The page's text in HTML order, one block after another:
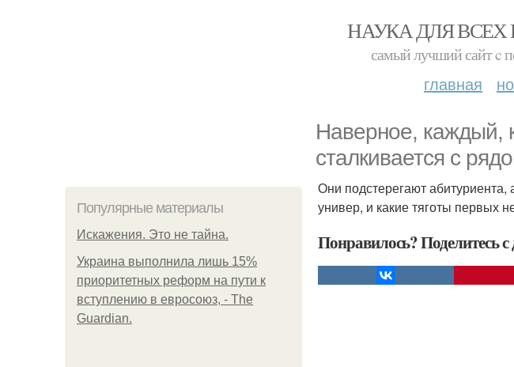
НАУКА ДЛЯ
самый лучший сайт c
главная
Наверное, каждый,
сталкивается с
Популярные материалы
Искажения. Это не тайна.
Украина выполнила лишь 15%
приоритетных реформ на пути к
вступлению в евросоюз, - The
Guardian.
Они подстерегают
универ, и какие тяготы первых
Понравилось? Поделитесь